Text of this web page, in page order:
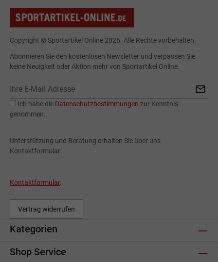
Copyright © Sportartikel Online 2026. Alle Rechte vorbehalten.
Abonnieren Sie den kostenlosen Newsletter und verpassen Sie
keine Neuigkeit oder Aktion mehr von Sportartikel Online.
Ich habe die Datenschutzbestimmungen zur Kenntnis
genommen.
Unterstützung und Beratung erhalten Sie über uns
Kontaktformular:
Kontaktformular.
Vertrag widerrufen
Kategorien
Shop Service